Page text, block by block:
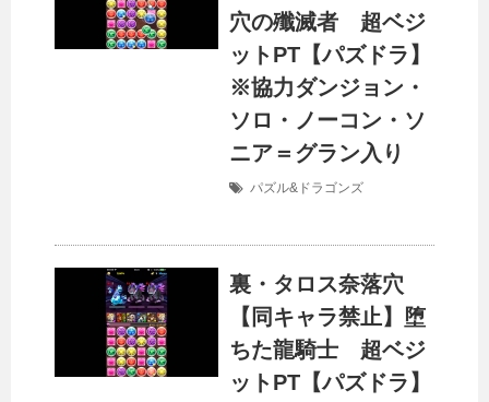
穴の殲滅者 超ベジ
ットPT【パズドラ】
※協力ダンジョン・
ソロ・ノーコン・ソ
ニア＝グラン入り
パズル&ドラゴンズ
裏・タロス奈落穴
【同キャラ禁止】堕
ちた龍騎士 超ベジ
ットPT【パズドラ】